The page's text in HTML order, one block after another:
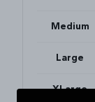
Medium
Large
XLarge